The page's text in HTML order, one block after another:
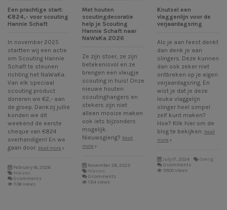
Een prachtige start:
€824,- voor scouting
Hannie Schaft
In november 2025
startten wij een actie
om Scouting Hannie
Schaft te steunen
richting het NaWaKa.
Van elk speciaal
scouting product
doneren we €2,- aan
de groep. Dankzij jullie
konden we dit
weekend de eerste
cheque van €824
overhandigen! En we
gaan door. Read more
February 16, 2026
Nieuws
0 comments
1136 views
Met houten
scoutingdecoratie
help je Scouting
Hannie Schaft naar
NaWaKa 2026
Ze zijn stoer, ze zijn
betekenisvol en ze
brengen een vleugje
scouting in huis! Onze
nieuwe houten
scoutinghangers en
stekers zijn niet
alleen mooize maken
ook iets bijzonders
mogelijk.
Nieuwsgierig? Read
more
November 28, 2025
Nieuws
0 comments
1314 views
Knutsel een
vlaggenlijn voor de
verjaardagsring
Als je aan feest denkt
dan denk je aan
slingers. Deze kunnen
dan ook zeker niet
ontbreken op je eigen
verjaardagsring. En
wist je dat je deze
leuke vlaggelijn
slinger heel simpel
zelf kunt maken?
Hoe? Klik hier om de
blog te bekijken.
Read
more
July 17, 2024
Overig
0 comments
9500 views